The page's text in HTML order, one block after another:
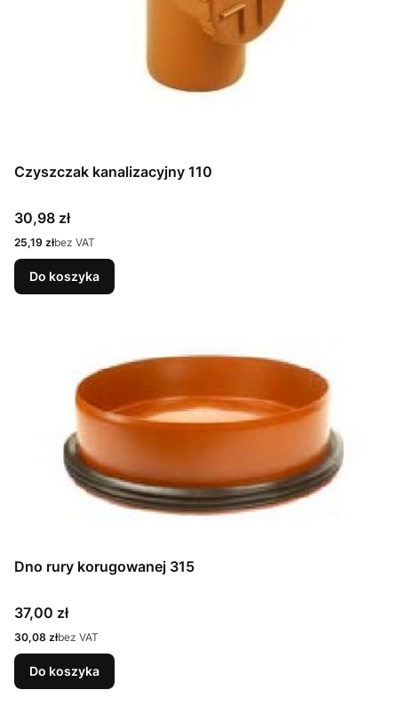
Czyszczak kanalizacyjny 110
Cena
30,98 zł
Cena
25,19 złbez VAT
Do koszyka
Dno rury korugowanej 315
Cena
37,00 zł
Cena
30,08 złbez VAT
Do koszyka